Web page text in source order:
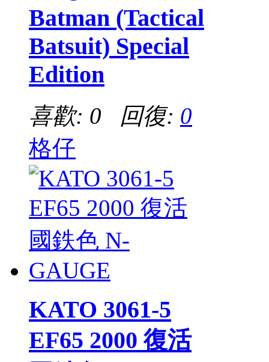
Batman (Tactical
Batsuit) Special
Edition
喜歡: 0 回復: 0
格仔
KATO 3061-5
EF65 2000 復活